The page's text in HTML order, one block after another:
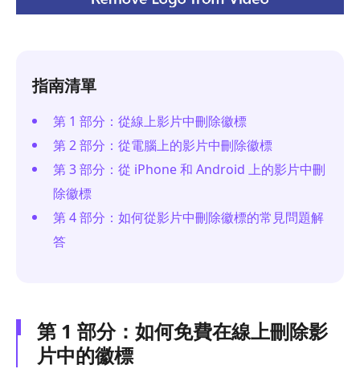
指南清單
第 1 部分：從線上影片中刪除徽標
第 2 部分：從電腦上的影片中刪除徽標
第 3 部分：從 iPhone 和 Android 上的影片中刪
除徽標
第 4 部分：如何從影片中刪除徽標的常見問題解
答
第 1 部分：如何免費在線上刪除影
片中的徽標